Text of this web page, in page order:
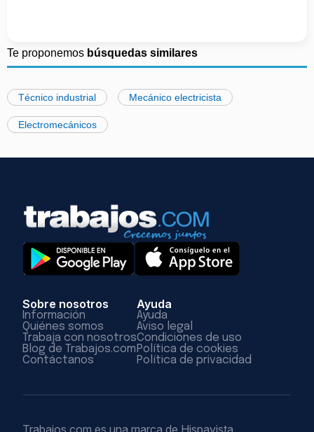
Te proponemos búsquedas similares
Técnico industrial Mecánico electricista
Electromecánicos
Sobre nosotros
Información
Quiénes somos
Trabaja con nosotros
Blog de Trabajos.com
Contáctanos
Ayuda
Ayuda
Aviso legal
Condiciones de uso
Política de cookies
Política de privacidad
Trabajos.com es una marca de Hispavista